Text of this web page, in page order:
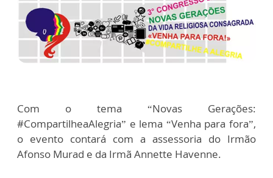
Com o tema “Novas Gerações:
#CompartilheaAlegria” e lema “Venha para fora”,
o evento contará com a assessoria do Irmão
Afonso Murad e da Irmã Annette Havenne.